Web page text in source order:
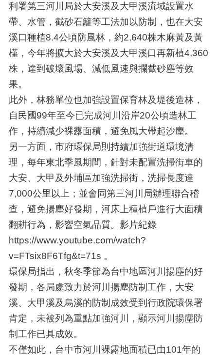
利署第三河川局於大安溪及大甲溪流域設置水
帶、水管，截砂石籬等工法加以防制，也在大安
溪口種植8.4公頃防風林，約2,640株木麻黃及黃
槿，今年將擴大於大安溪及大甲溪口再新植4,360
株，達到破壞風場、減低風速與攔截砂塵等效
果。
此外，林務單位也加強設置保育林及堤後造林，
自民國99年至今已完成河川沿岸20公頃造林工
作，持續減少裸露面積，避免風大帶起沙塵。
另一方面，市府環保局則持續加強街道環境清
理，每年東北季風期間，針對未配置洗掃街車的
大安、大甲及外埔區加強洗掃街，洗掃長度達
7,000公里以上；並會同第三河川局辦理聯合稽
查，避免揚塵好發期，河床上種植戶進行大面積
翻耕行為，影響空氣品質。影片紀錄
https://www.youtube.com/watch?
v=FTsix8F6Tfg&t=71s 。
環保局指出，秋冬季節為台中地區河川揚塵的好
發期，各局處致力於河川揚塵防制工作，大安
溪、大甲溪及烏溪的防制成效受到行政院環保署
肯定，未被列為重點加強河川，顯示河川揚塵防
制工作已具成效。
不僅如此，台中市河川裸露地面積已由101年的